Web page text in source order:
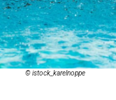
© istock_karelnoppe